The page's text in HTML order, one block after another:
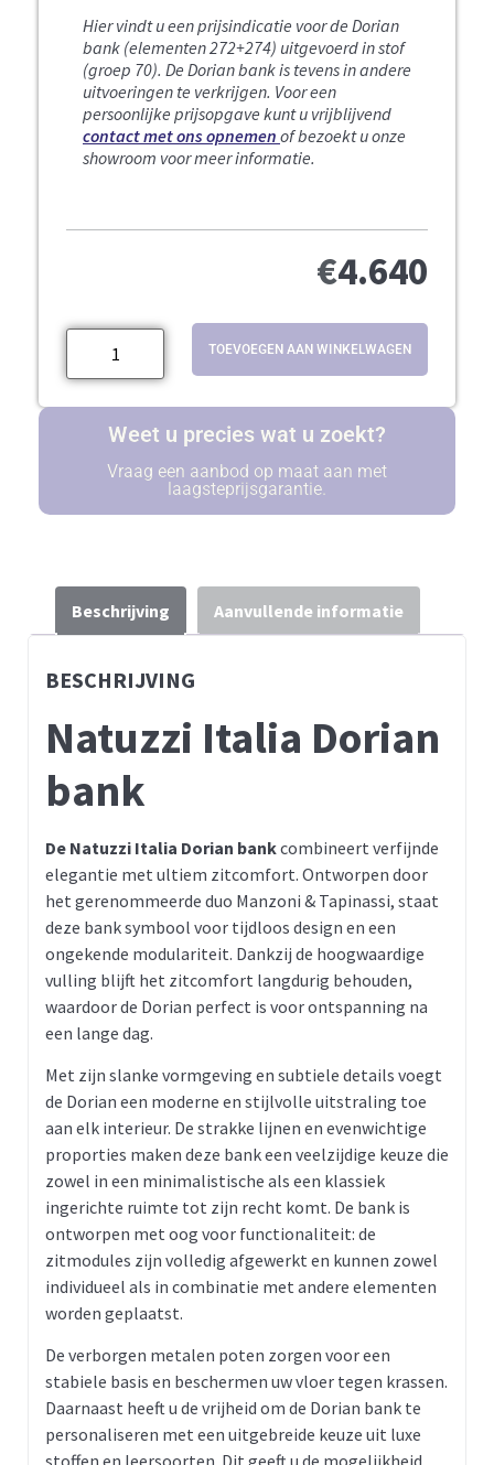
Hier vindt u een prijsindicatie voor de Dorian
bank (elementen 272+274) uitgevoerd in stof
(groep 70). De Dorian bank is tevens in andere
uitvoeringen te verkrijgen. Voor een
persoonlijke prijsopgave kunt u vrijblijvend
contact met ons opnemen of bezoekt u onze
showroom voor meer informatie.
€4.640
TOEVOEGEN AAN WINKELWAGEN
Weet u precies wat u zoekt?
Vraag een aanbod op maat aan met
laagsteprijsgarantie.
Beschrijving Aanvullende informatie
BESCHRIJVING
Natuzzi Italia Dorian
bank
De Natuzzi Italia Dorian bankcombineert verfijnde
elegantie met ultiem zitcomfort. Ontworpen door
het gerenommeerde duo Manzoni & Tapinassi, staat
deze bank symbool voor tijdloos design en een
ongekende modulariteit. Dankzij de hoogwaardige
vulling blijft het zitcomfort langdurig behouden,
waardoor de Dorian perfect is voor ontspanning na
een lange dag.
Met zijn slanke vormgeving en subtiele details voegt
de Dorian een moderne en stijlvolle uitstraling toe
aan elk interieur. De strakke lijnen en evenwichtige
proporties maken deze bank een veelzijdige keuze die
zowel in een minimalistische als een klassiek
ingerichte ruimte tot zijn recht komt. De bank is
ontworpen met oog voor functionaliteit: de
zitmodules zijn volledig afgewerkt en kunnen zowel
individueel als in combinatie met andere elementen
worden geplaatst.
De verborgen metalen poten zorgen voor een
stabiele basis en beschermen uw vloer tegen krassen.
Daarnaast heeft u de vrijheid om de Dorian bank te
personaliseren met een uitgebreide keuze uit luxe